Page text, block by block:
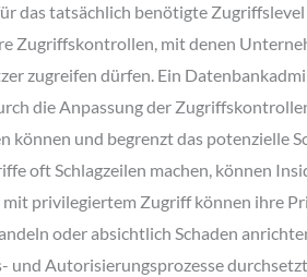
das tatsächlich benötigte
Zugriffskontrollen, mit denen
zugreifen dürfen. Ein
die Anpassung der
können und begrenzt das potenzielle
oft Schlagzeilen machen, können
privilegiertem Zugriff können ihre
oder absichtlich Schaden
und Autorisierungsprozesse